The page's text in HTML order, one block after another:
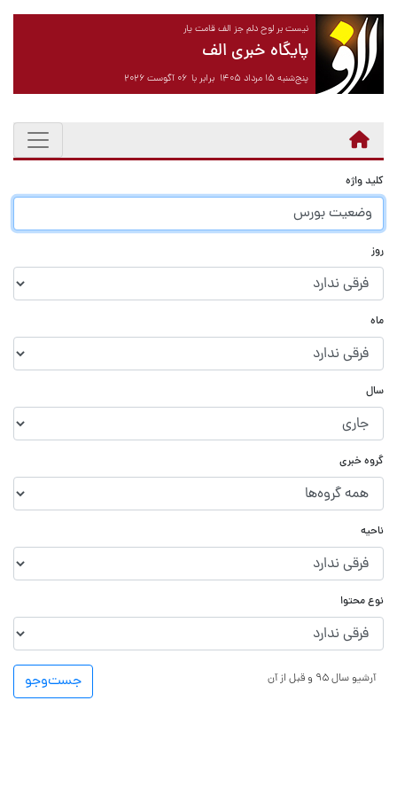
نیست بر لوح دلم جز الف قامت یار
پایگاه خبری الف
پنج‌شنبه ۱۵ مرداد ۱۴۰۵ برابر با ۰۶ آگوست ۲۰۲۶
کلید واژه
روز
ماه
سال
گروه خبری
ناحیه
نوع محتوا
جست‌و‌جو آرشیو سال ۹۵ و قبل از آن